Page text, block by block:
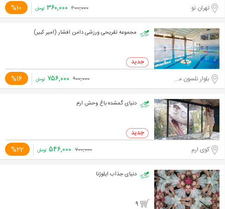
تهران نو %10 ۴۰۰,۰۰۰ ۳۶۰,۰۰۰ تومان
مجموعه تفریحی ورزشی دامن افشار (امیر کبیر)
بلوار نلسون ماندلا، میرداماد %16 ۹۰۰,۰۰۰ ۷۵۶,۰۰۰ تومان
دنیای گمشده باغ وحش ارم
کوی ارم %22 ۷۰۰,۰۰۰ ۵۴۶,۰۰۰ تومان
دنیای جذاب ایلوژنا
9